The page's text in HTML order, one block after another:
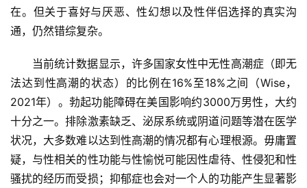
在。但关于喜好与厌恶、性幻想以及性伴侣选择的真实沟
通，仍然错综复杂。
当前统计数据显示，许多国家女性中无性高潮症（即无
法达到性高潮的状态）的比例在16%至18%之间（Wise，
2021年）。勃起功能障碍在美国影响约3000万男性，大约
十分之一。排除激素缺乏、泌尿系统或阴道问题等潜在医学
状况，大多数难以达到性高潮的情况都有心理根源。毋庸置
疑，与性相关的性功能与性愉悦可能因性虐待、性侵犯和性
骚扰的经历而受损；抑郁症也会对一个人的功能产生显著影